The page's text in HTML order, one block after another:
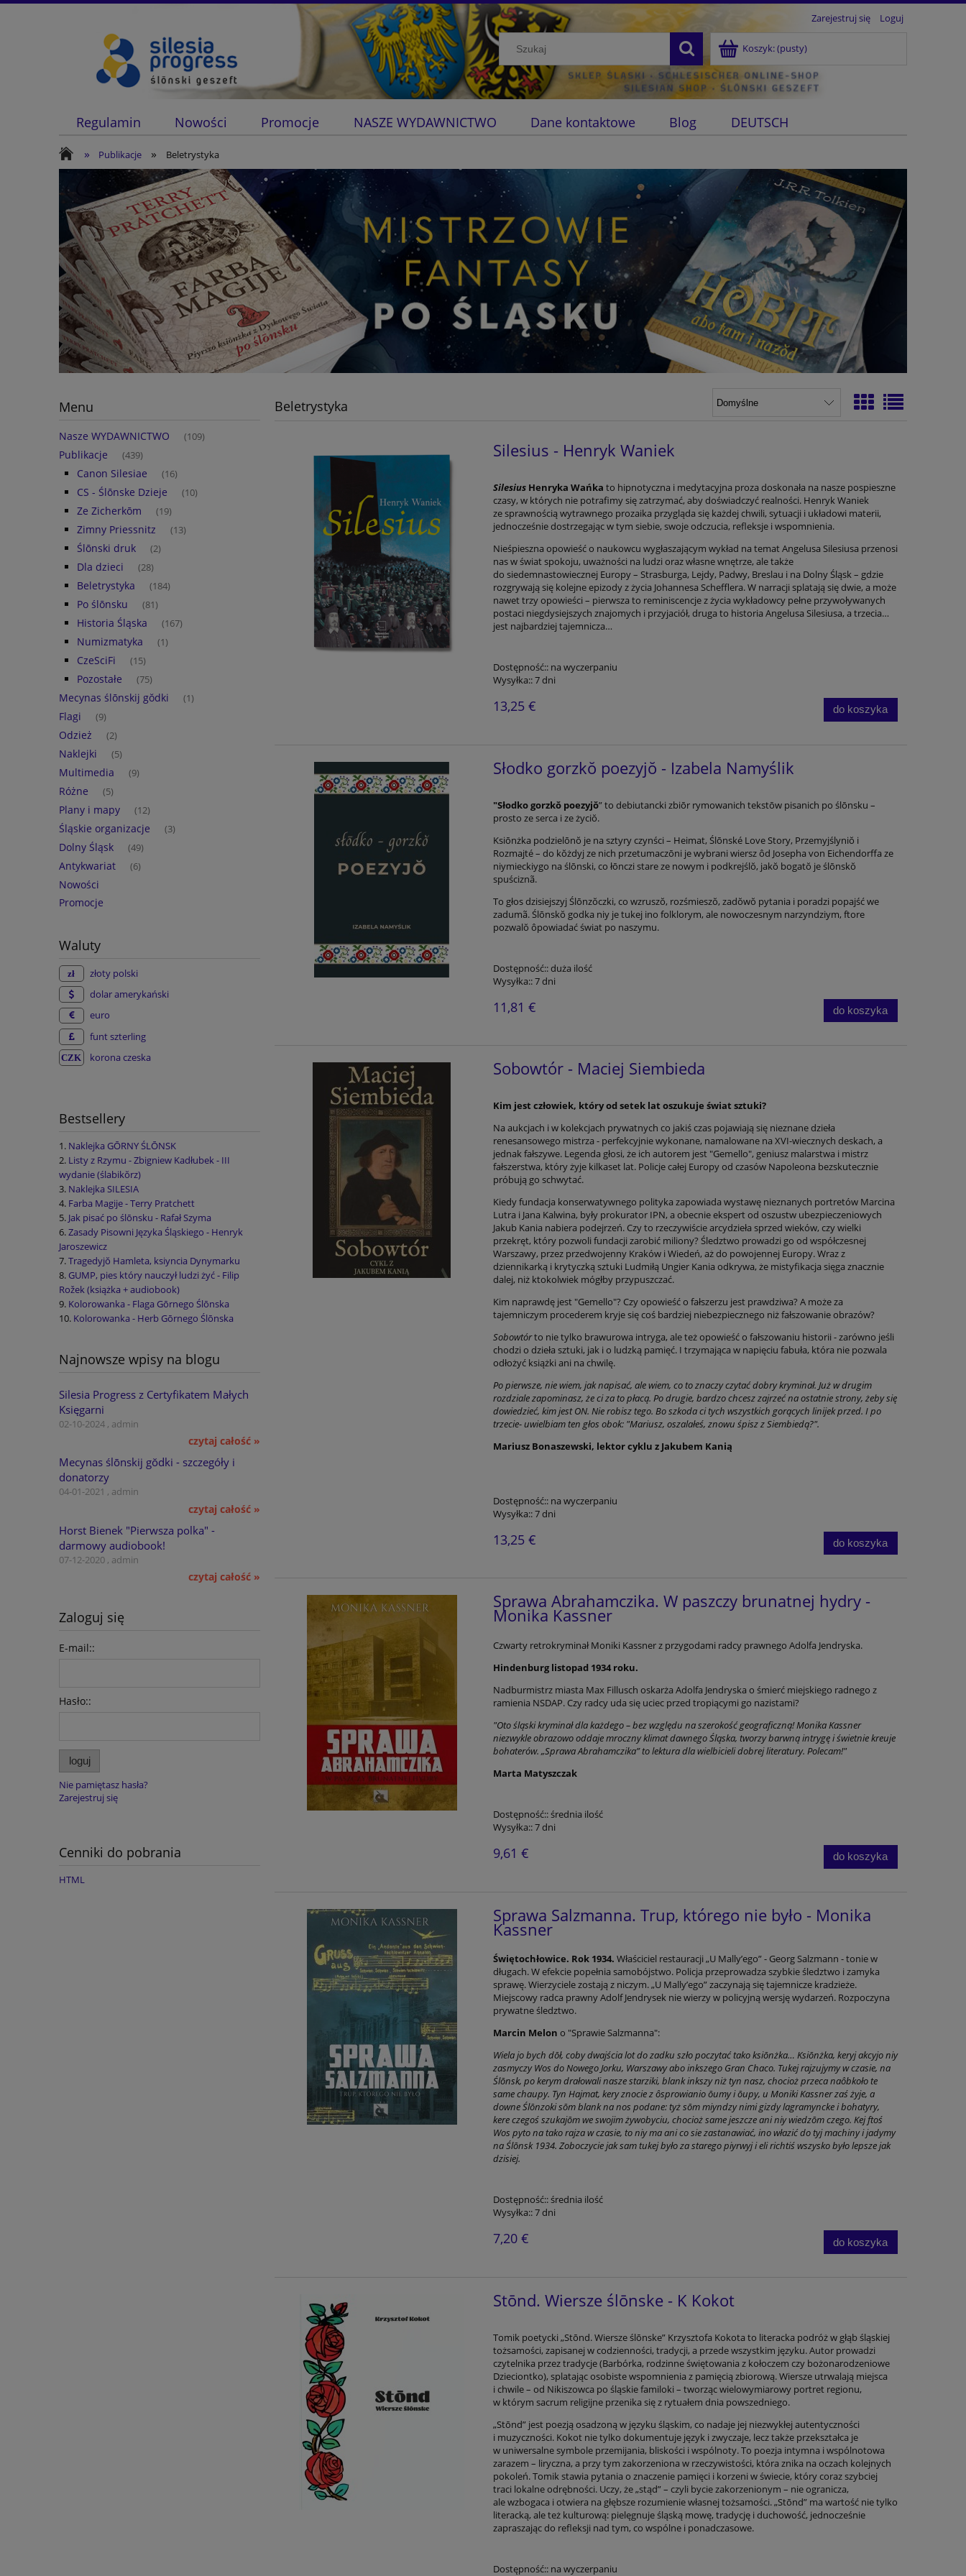
Zarejestruj się Loguj
Koszyk:(pusty)
Regulamin Nowości Promocje NASZE WYDAWNICTWO Dane kontaktowe Blog DEUTSCH
» Publikacje » Beletrystyka
Menu
Nasze WYDAWNICTWO (109)
Publikacje (439)
Canon Silesiae (16)
CS - Ślōnske Dzieje (10)
Ze Zicherkōm (19)
Zimny Priessnitz (13)
Ślōnski druk (2)
Dla dzieci (28)
Beletrystyka (184)
Po ślōnsku (81)
Historia Śląska (167)
Numizmatyka (1)
CzeSciFi (15)
Pozostałe (75)
Mecynas ślōnskij gŏdki (1)
Flagi (9)
Odzież (2)
Naklejki (5)
Multimedia (9)
Różne (5)
Plany i mapy (12)
Śląskie organizacje (3)
Dolny Śląsk (49)
Antykwariat (6)
Nowości
Promocje
Waluty
złoty polski
dolar amerykański
euro
funt szterling
korona czeska
Bestsellery
Naklejka GŌRNY ŚLŌNSK
Listy z Rzymu - Zbigniew Kadłubek - III
wydanie (ślabikŏrz)
Naklejka SILESIA
Farba Magije - Terry Pratchett
Jak pisać po ślōnsku - Rafał Szyma
Zasady Pisowni Języka Śląskiego - Henryk
Jaroszewicz
Tragedyjŏ Hamleta, ksiyncia Dynymarku
GUMP, pies który nauczył ludzi żyć - Filip
Rožek (książka + audiobook)
Kolorowanka - Flaga Gōrnego Ślōnska
Kolorowanka - Herb Gōrnego Ślōnska
Najnowsze wpisy na blogu
Silesia Progress z Certyfikatem Małych
Księgarni
02-10-2024 , admin
czytaj całość »
Mecynas ślōnskij gŏdki - szczegóły i
donatorzy
04-01-2021 , admin
czytaj całość »
Horst Bienek "Pierwsza polka" -
darmowy audiobook!
07-12-2020 , admin
czytaj całość »
Zaloguj się
E-mail::
Hasło::
loguj
Nie pamiętasz hasła?
Zarejestruj się
Cenniki do pobrania
HTML
Beletrystyka
Silesius - Henryk Waniek
Silesius Henryka Wańka to hipnotyczna i medytacyjna proza doskonała na nasze pospieszne
czasy, w których nie potrafimy się zatrzymać, aby doświadczyć realności. Henryk Waniek
ze sprawnością wytrawnego prozaika przygląda się każdej chwili, sytuacji i układowi materii,
jednocześnie dostrzegając w tym siebie, swoje odczucia, refleksje i wspomnienia.
Nieśpieszna opowieść o naukowcu wygłaszającym wykład na temat Angelusa Silesiusa przenosi
nas w świat spokoju, uważności na ludzi oraz własne wnętrze, ale także
do siedemnastowiecznej Europy – Strasburga, Lejdy, Padwy, Breslau i na Dolny Śląsk – gdzie
rozgrywają się kolejne epizody z życia Johannesa Schefflera. W narracji splatają się dwie, a może
nawet trzy opowieści – pierwsza to reminiscencje z życia wykładowcy pełne przywoływanych
postaci niegdysiejszych znajomych i przyjaciół, druga to historia Angelusa Silesiusa, a trzecia…
jest najbardziej tajemnicza…
Dostępność:: na wyczerpaniu
Wysyłka::7 dni
13,25 € do koszyka
Słodko gorzkŏ poezyjŏ - Izabela Namyślik
"Słodko gorzkŏ poezyjŏ” to debiutancki zbiōr rymowanich tekstōw pisanich po ślōnsku –
prosto ze serca i ze życiŏ.
Ksiōnżka podzielōnŏ je na sztyry czynści – Heimat, Ślōnské Love Story, Przemyjślyniŏ i
Rozmajté – do kŏżdyj ze nich przetumaczōni je wybrani wiersz ôd Josepha von Eichendorffa ze
niymieckiygo na ślōnski, co łōnczi stare ze nowym i podkrejślŏ, jakŏ bogatŏ je ślōnskŏ
spuściznã.
To głos dzisiejszyj Ślōnzŏczki, co wzruszŏ, rozśmieszŏ, zadŏwŏ pytania i poradzi popajść we
zadumã. Ślōnskŏ godka niy je tukej ino folklorym, ale nowoczesnym narzyndziym, ftore
pozwalŏ ôpowiadać świat po naszymu.
Dostępność::duża ilość
Wysyłka::7 dni
11,81 € do koszyka
Sobowtór - Maciej Siembieda
Kim jest człowiek, który od setek lat oszukuje świat sztuki?
Na aukcjach i w kolekcjach prywatnych co jakiś czas pojawiają się nieznane dzieła
renesansowego mistrza - perfekcyjnie wykonane, namalowane na XVI-wiecznych deskach, a
jednak fałszywe. Legenda głosi, że ich autorem jest "Gemello", geniusz malarstwa i mistrz
fałszerstwa, który żyje kilkaset lat. Policje całej Europy od czasów Napoleona bezskutecznie
próbują go schwytać.
Kiedy fundacja konserwatywnego polityka zapowiada wystawę nieznanych portretów Marcina
Lutra i Jana Kalwina, były prokurator IPN, a obecnie ekspert od oszustw ubezpieczeniowych
Jakub Kania nabiera podejrzeń. Czy to rzeczywiście arcydzieła sprzed wieków, czy wielki
przekręt, który pozwoli fundacji zarobić miliony? Śledztwo prowadzi go od współczesnej
Warszawy, przez przedwojenny Kraków i Wiedeń, aż do powojennej Europy. Wraz z
dziennikarką i krytyczką sztuki Ludmiłą Ungier Kania odkrywa, że mistyfikacja sięga znacznie
dalej, niż ktokolwiek mógłby przypuszczać.
Kim naprawdę jest "Gemello"? Czy opowieść o fałszerzu jest prawdziwa? A może za
tajemniczym procederem kryje się coś bardziej niebezpiecznego niż fałszowanie obrazów?
Sobowtórto nie tylko brawurowa intryga, ale też opowieść o fałszowaniu historii - zarówno jeśli
chodzi o dzieła sztuki, jak i o ludzką pamięć. I trzymająca w napięciu fabuła, która nie pozwala
odłożyć książki ani na chwilę.
Po pierwsze, nie wiem, jak napisać, ale wiem, co to znaczy czytać dobry kryminał. Już w drugim
rozdziale zapominasz, że ci za to płacą. Po drugie, bardzo chcesz zajrzeć na ostatnie strony, żeby się
dowiedzieć, kim jest ON. Nie robisz tego. Bo szkoda ci tych wszystkich gorących linijek przed. I po
trzecie-uwielbiam ten głos obok: "Mariusz, oszalałeś, znowu śpisz z Siembiedą?".
Mariusz Bonaszewski, lektor cyklu z Jakubem Kanią
Dostępność:: na wyczerpaniu
Wysyłka::7 dni
13,25 € do koszyka
Sprawa Abrahamczika. W paszczy brunatnej hydry -
Monika Kassner
Czwarty retrokryminał Moniki Kassner z przygodami radcy prawnego Adolfa Jendryska.
Hindenburg listopad 1934 roku.
Nadburmistrz miasta Max Fillusch oskarża Adolfa Jendryska o śmierć miejskiego radnego z
ramienia NSDAP. Czy radcy uda się uciec przed tropiącymi go nazistami?
"Oto śląski kryminał dla każdego – bez względu na szerokość geograficzną! Monika Kassner
niezwykle obrazowo oddaje mroczny klimat dawnego Śląska, tworzy barwną intrygę i świetnie kreuje
bohaterów. „Sprawa Abrahamczika” to lektura dla wielbicieli dobrej literatury. Polecam!"
Marta Matyszczak
Dostępność::średnia ilość
Wysyłka::7 dni
9,61 € do koszyka
Sprawa Salzmanna. Trup, którego nie było - Monika
Kassner
Świętochłowice. Rok 1934. Właściciel restauracji „U Mally’ego” - Georg Salzmann - tonie w
długach. W efekcie popełnia samobójstwo. Policja przeprowadza szybkie śledztwo i zamyka
sprawę. Wierzyciele zostają z niczym. „U Mally’ego” zaczynają się tajemnicze kradzieże.
Miejscowy radca prawny Adolf Jendrysek nie wierzy w policyjną wersję wydarzeń. Rozpoczyna
prywatne śledztwo.
Marcin Melon o "Sprawie Salzmanna":
Wiela jo bych dōł, coby dwajścia lot do zadku szło poczytać tako ksiōnżka… Ksiōnżka, keryj akcyjo niy
zasmyczy Wos do Nowego Jorku, Warszawy abo inkszego Gran Chaco. Tukej rajzujymy w czasie, na
Ślōnsk, po kerym drałowali nasze starziki, blank inkszy niż tyn nasz, chocioż przeca naôbkoło te
same chaupy. Tyn Hajmat, kery znocie z ôsprowianio ōumy i ōupy, u Moniki Kassner zaś żyje, a
downe Ślōnzoki sōm blank na nos podane: tyż sōm miyndzy nimi gizdy lagramyncke i bohatyry,
kere czegoś szukajōm we swojim żywobyciu, chocioż same jeszcze ani niy wiedzōm czego. Kej ftoś
Wos pyto na tako rajza w czasie, to niy ma ani co sie zastanawiać, ino włazić do tyj machiny i jadymy
na Ślōnsk 1934. Zoboczycie jak sam tukej było za starego piyrwyj i eli richtiś wszysko było lepsze jak
dzisiej.
Dostępność::średnia ilość
Wysyłka::7 dni
7,20 € do koszyka
Stōnd. Wiersze ślōnske - K Kokot
Tomik poetycki „Stōnd. Wiersze ślōnske” Krzysztofa Kokota to literacka podróż w głąb śląskiej
tożsamości, zapisanej w codzienności, tradycji, a przede wszystkim języku. Autor prowadzi
czytelnika przez tradycje (Barbórka, rodzinne świętowania z kołoczem czy bożonarodzeniowe
Dzieciontko), splatając osobiste wspomnienia z pamięcią zbiorową. Wiersze utrwalają miejsca
i chwile – od Nikiszowca po śląskie familoki – tworząc wielowymiarowy portret regionu,
w którym sacrum religijne przenika się z rytuałem dnia powszedniego.
„Stōnd” jest poezją osadzoną w języku śląskim, co nadaje jej niezwykłej autentyczności
i muzyczności. Kokot nie tylko dokumentuje język i zwyczaje, lecz także przekształca je
w uniwersalne symbole przemijania, bliskości i wspólnoty. To poezja intymna i wspólnotowa
zarazem – liryczna, a przy tym zakorzeniona w rzeczywistości, która znika na oczach kolejnych
pokoleń. Tomik stawia pytania o znaczenie pamięci i korzeni w świecie, który coraz szybciej
traci lokalne odrębności. Uczy, że „stąd” – czyli bycie zakorzenionym – nie ogranicza,
ale wzbogaca i otwiera na głębsze rozumienie własnej tożsamości. „Stōnd” ma wartość nie tylko
literacką, ale też kulturową: pielęgnuje śląską mowę, tradycję i duchowość, jednocześnie
zapraszając do refleksji nad tym, co wspólne i ponadczasowe.
Dostępność:: na wyczerpaniu